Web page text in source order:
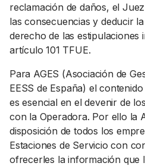
reclamación de daños, el
las consecuencias y deducir
derecho de las estipulaciones
artículo 101 TFUE.
Para AGES (Asociación de
EESS de España) el
es esencial en el devenir de
con la Operadora. Por ello la
disposición de todos los
Estaciones de Servicio con
ofrecerles la información que